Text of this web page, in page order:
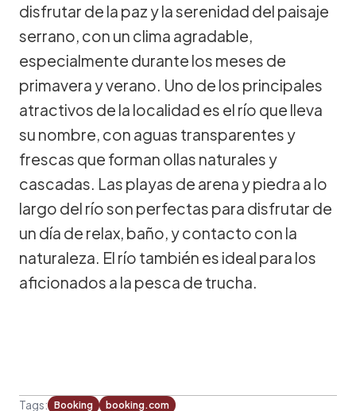
disfrutar de la paz y la serenidad del paisaje
serrano, con un clima agradable,
especialmente durante los meses de
primavera y verano. Uno de los principales
atractivos de la localidad es el río que lleva
su nombre, con aguas transparentes y
frescas que forman ollas naturales y
cascadas. Las playas de arena y piedra a lo
largo del río son perfectas para disfrutar de
un día de relax, baño, y contacto con la
naturaleza. El río también es ideal para los
aficionados a la pesca de trucha.
Tags: Booking booking.com